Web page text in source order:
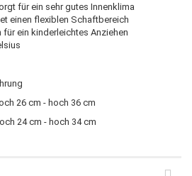
für ein sehr gutes Innenklima
einen flexiblen Schaftbereich
ein kinderleichtes Anziehen
26 cm - hoch 36 cm
24 cm - hoch 34 cm